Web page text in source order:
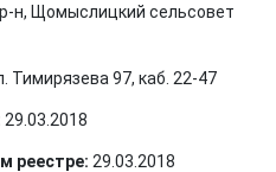
н, Щомыслицкий сельсовет
Тимирязева 97, каб. 22-47
29.03.2018
реестре: 29.03.2018